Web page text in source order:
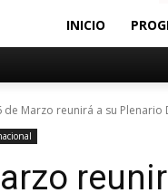
INICIO
de Marzo reunirá a su